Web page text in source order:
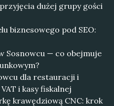
dużej grupy gości
biznesowego pod SEO:
Sosnowcu — co obejmuje
dla restauracji i
i kasy fiskalnej
krawędziową CNC: krok